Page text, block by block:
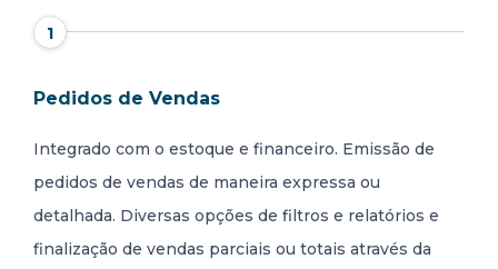
1
Pedidos de Vendas
Integrado com o estoque e financeiro. Emissão de
pedidos de vendas de maneira expressa ou
detalhada. Diversas opções de filtros e relatórios e
finalização de vendas parciais ou totais através da